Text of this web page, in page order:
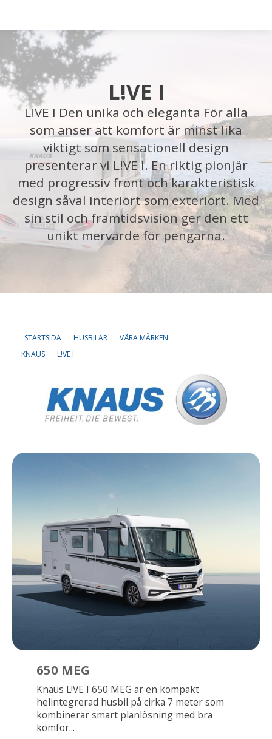
Husvagnar
Verkstad
Öppettider
Hyra husbil
L!VE I
L!VE I Den unika och eleganta För alla
som anser att komfort är minst lika
viktigt som sensationell design
presenterar vi L!VE I. En riktig pionjär
med progressiv front och karakteristisk
design såväl interiört som exteriört. Med
sin stil och framtidsvision ger den ett
unikt mervärde för pengarna.
STARTSIDA HUSBILAR
VÅRA MÄRKEN
KNAUS
L!VE I
650 MEG
Knaus L!VE I 650 MEG är en kompakt
helintegrerad husbil på cirka 7 meter som
kombinerar smart planlösning med bra
komfor...